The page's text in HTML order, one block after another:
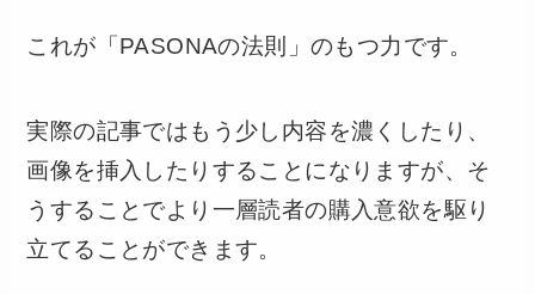
これが「PASONAの法則」のもつ力です。
実際の記事ではもう少し内容を濃くしたり、
画像を挿入したりすることになりますが、そ
うすることでより一層読者の購入意欲を駆り
立てることができます。